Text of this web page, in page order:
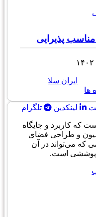
پذیرایی
ایران سلا
ها
لینکدین تلگرام
که کاربرد و جایگاه
و طراحی فضای
که می‌تواند در آن
پوششی است.